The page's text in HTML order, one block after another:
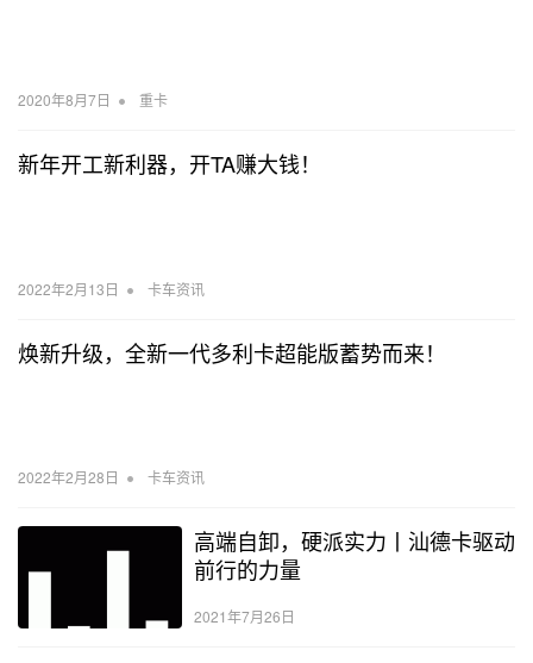
2020年8月7日 • 重卡
新年开工新利器，开TA赚大钱！
2022年2月13日 • 卡车资讯
焕新升级，全新一代多利卡超能版蓄势而来！
2022年2月28日 • 卡车资讯
高端自卸，硬派实力丨汕德卡驱动
前行的力量
2021年7月26日